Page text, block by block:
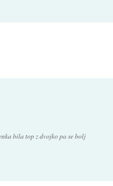
bila top z dvojko pa se bolj